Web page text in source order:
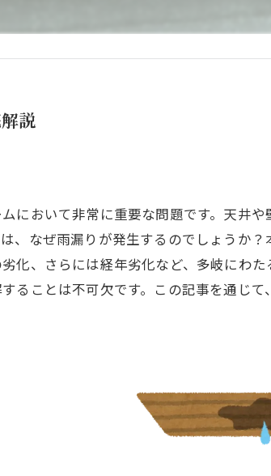
説
において非常に重要な問題です。天井
、なぜ雨漏りが発生するのでしょうか
化、さらには経年劣化など、多岐にわ
ることは不可欠です。この記事を通じ